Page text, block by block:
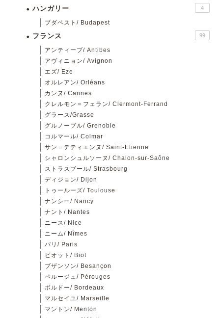
ハンガリー 4
ブダペスト/ Budapest
フランス 99
アンティーブ/ Antibes
アヴィニョン/ Avignon
エズ/ Eze
オルレアン/ Orléans
カンヌ/ Cannes
クレルモン＝フェラン/ Clermont-Ferrand
グラース/Grasse
グルノーブル/ Grenoble
コルマール/ Colmar
サン＝テティエンヌ/ Saint-Etienne
シャロンシュルソーヌ/ Chalon-sur-Saône
ストラスブール/ Strasbourg
ディジョン/ Dijon
トゥールーズ/ Toulouse
ナンシー/ Nancy
ナント/ Nantes
ニース/ Nice
ニーム/ Nîmes
パリ/ Paris
ビオット/ Biot
ブザンソン/ Besançon
ペルージュ/ Pérouges
ボルドー/ Bordeaux
マルセイユ/ Marseille
マントン/ Menton